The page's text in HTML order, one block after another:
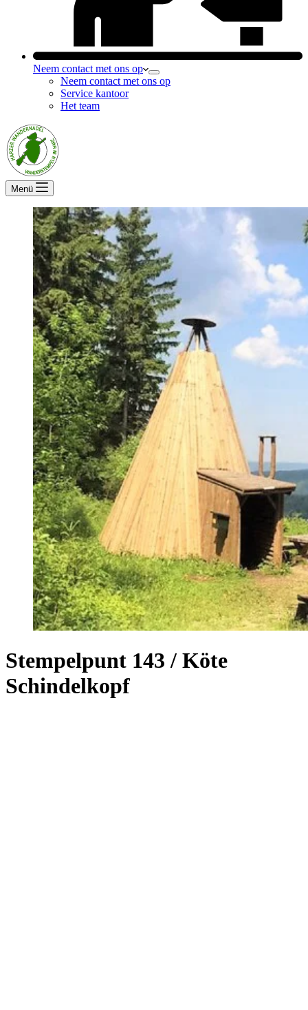
Neem contact met ons op
Neem contact met ons op
Service kantoor
Het team
Menü
Stempelpunt 143 / Köte
Schindelkopf